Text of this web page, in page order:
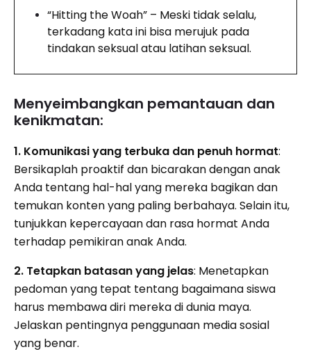
“Hitting the Woah” – Meski tidak selalu,
terkadang kata ini bisa merujuk pada
tindakan seksual atau latihan seksual.
Menyeimbangkan pemantauan dan
kenikmatan:
1. Komunikasi yang terbuka dan penuh hormat:
Bersikaplah proaktif dan bicarakan dengan anak
Anda tentang hal-hal yang mereka bagikan dan
temukan konten yang paling berbahaya. Selain itu,
tunjukkan kepercayaan dan rasa hormat Anda
terhadap pemikiran anak Anda.
2. Tetapkan batasan yang jelas: Menetapkan
pedoman yang tepat tentang bagaimana siswa
harus membawa diri mereka di dunia maya.
Jelaskan pentingnya penggunaan media sosial
yang benar.